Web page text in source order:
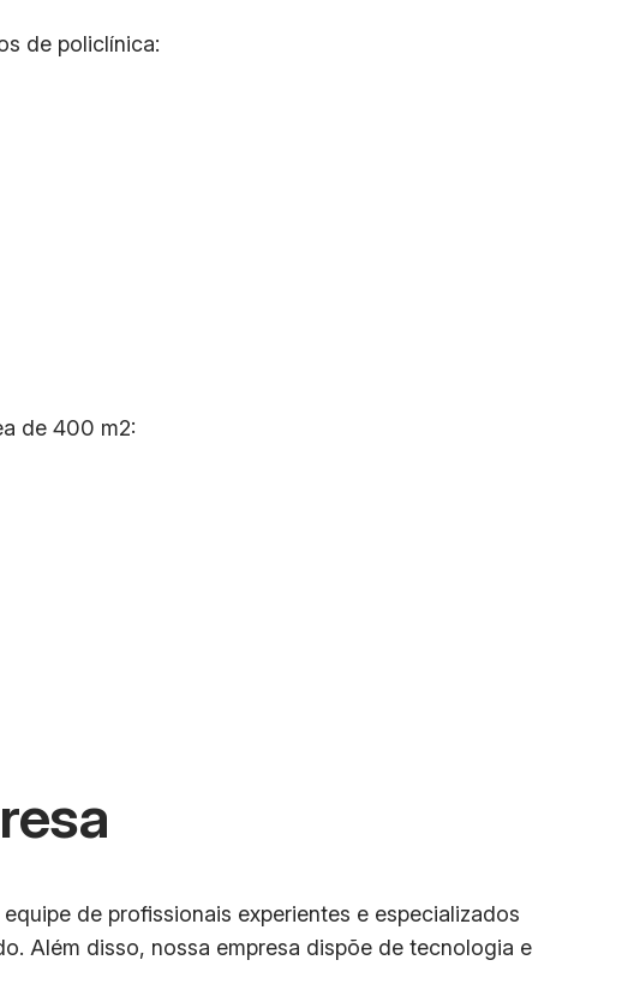
de policlínica:
de 400 m2:
de profissionais experientes e especializados
Além disso, nossa empresa dispõe de tecnologia e